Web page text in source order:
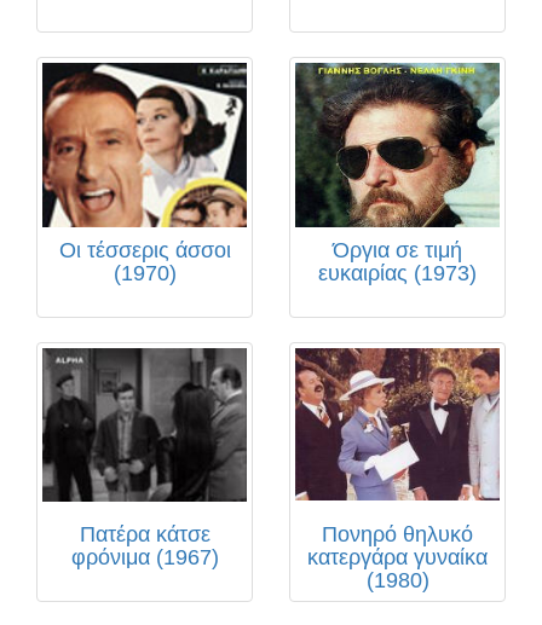
Οι τέσσερις άσσοι
(1970)
Όργια σε τιμή
ευκαιρίας (1973)
Πατέρα κάτσε
φρόνιμα (1967)
Πονηρό θηλυκό
κατεργάρα γυναίκα
(1980)